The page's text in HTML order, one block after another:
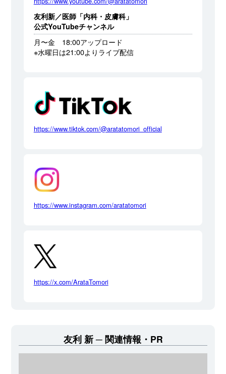
友利新／医師「内科・皮膚科」
公式YouTubeチャンネル
月〜金 18:00アップロード
※水曜日は21:00よりライブ配信
https://www.tiktok.com/@aratatomori_official
https://www.instagram.com/aratatomori
https://x.com/ArataTomori
友利 新 関連情報・PR